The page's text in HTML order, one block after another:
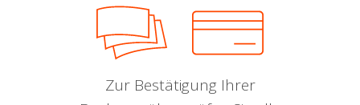
Zur Bestätigung Ihrer